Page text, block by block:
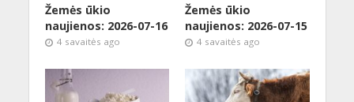
Žemės ūkio
naujienos: 2026-07-16
4 savaitės ago
Žemės ūkio
naujienos: 2026-07-15
4 savaitės ago